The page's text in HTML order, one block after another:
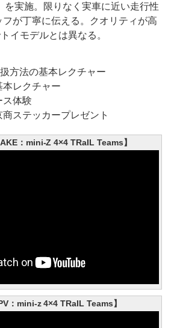
を実施。限りなく実車に近い走行性
が丁寧に伝える。クオリティが高
イモデルとは異なる。
方法の基本レクチャー
本レクチャー
ス体験
ステッカープレゼント
：mini-Z 4×4 TRaIL Teams】
：mini-z 4×4 TRaIL Teams】